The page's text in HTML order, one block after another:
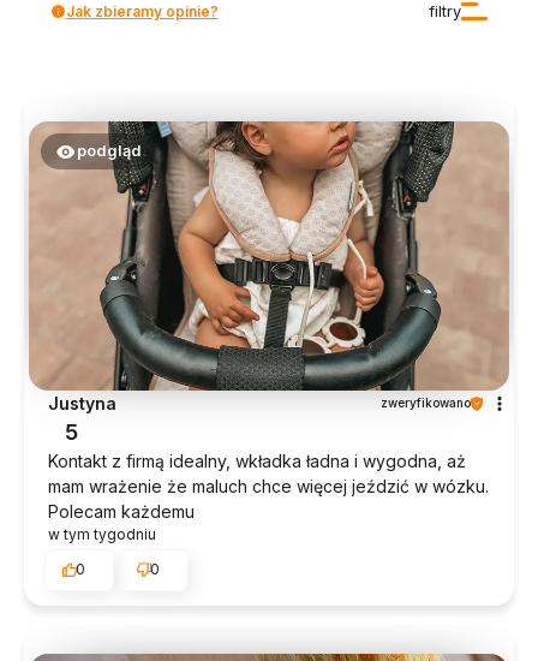
filtry
Jak zbieramy opinie?
podgląd
Justyna zweryfikowano
5
Kontakt z firmą idealny, wkładka ładna i wygodna, aż
mam wrażenie że maluch chce więcej jeździć w wózku.
Polecam każdemu
w tym tygodniu
0
0